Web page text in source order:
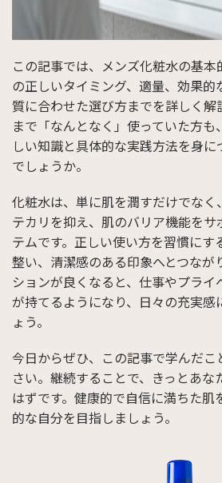
この記事では、メンズ化粧水の基
の正しいタイミング、適量、効果
質に合わせた選び方までを詳しく
まで「なんとなく」使っていた方
しい知識と具体的な実践方法を身
でしょうか。
化粧水は、単に肌を潤すだけでなく
テカリを抑え、肌のバリア機能をサ
テムです。正しい使い方を習慣にす
整い、清潔感のある印象へとつなが
ションが良くなると、仕事やプラ
が持てるようになり、日々の充実感
ょう。
今日からぜひ、この記事で学んだ
さい。継続することで、きっとあな
はずです。健康的で自信に満ちた肌
的な自分を目指しましょう。